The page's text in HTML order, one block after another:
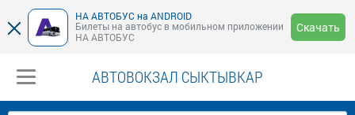
НА АВТОБУС на ANDROID
Билеты на автобус в мобильном приложении
НА АВТОБУС
Скачать
АВТОВОКЗАЛ СЫКТЫВКАР